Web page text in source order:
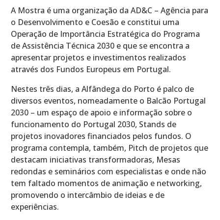
A Mostra é uma organização da AD&C – Agência para
o Desenvolvimento e Coesão e constitui uma
Operação de Importância Estratégica do Programa
de Assistência Técnica 2030 e que se encontra a
apresentar projetos e investimentos realizados
através dos Fundos Europeus em Portugal.
Nestes três dias, a Alfândega do Porto é palco de
diversos eventos, nomeadamente o Balcão Portugal
2030 – um espaço de apoio e informação sobre o
funcionamento do Portugal 2030, Stands de
projetos inovadores financiados pelos fundos. O
programa contempla, também, Pitch de projetos que
destacam iniciativas transformadoras, Mesas
redondas e seminários com especialistas e onde não
tem faltado momentos de animação e networking,
promovendo o intercâmbio de ideias e de
experiências.